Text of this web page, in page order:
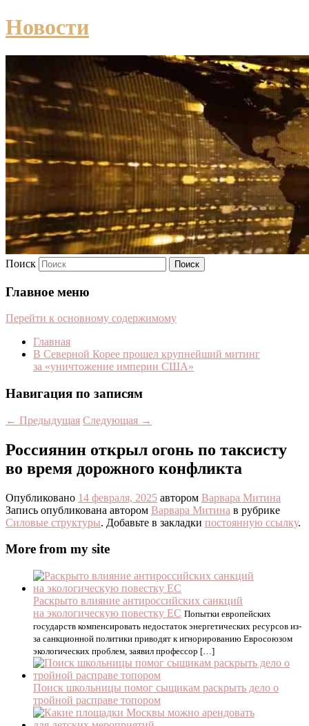
Новости
Поиск
Главное меню
Перейти к основному содержимому
Главная
В Северной Корее прошел крупнейший митинг
за «уничтожение империи США»
Навигация по записям
← Предыдущая Следующая →
Россиянин открыл огонь по таксисту
во время дорожного конфликта
Опубликовано 14 февраля, 2025 автором Варвара Митина
Запись опубликована автором Варвара Митина в рубрике
Силовые структуры. Добавьте в закладки постоянную ссылку.
More from my site
Раскрыто влияние антироссийских санкций
на экологическую повестку ЕС Попытки европейских
государств компенсировать недостаток энергетических ресурсов из-
за санкционной политики приводят к игнорированию Евросоюзом
экологических проблем, заявил профессор […]
Поиск школьницы помог сыщикам раскрыть дело о
тройной расправе топором